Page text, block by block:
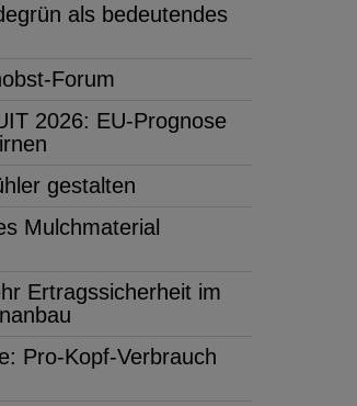
als bedeutendes
Forum
2026: EU-Prognose
gestalten
Mulchmaterial
Ertragssicherheit im
Pro-Kopf-Verbrauch